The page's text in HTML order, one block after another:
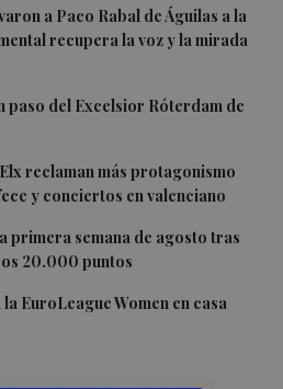
a Paco Rabal de Águilas a la
recupera la voz y la mirada
paso del Excelsior Róterdam de
reclaman más protagonismo
y conciertos en valenciano
primera semana de agosto tras
20.000 puntos
EuroLeague Women en casa